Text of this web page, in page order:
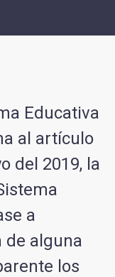
Educativa
al artículo
del 2019, la
a
de alguna
los